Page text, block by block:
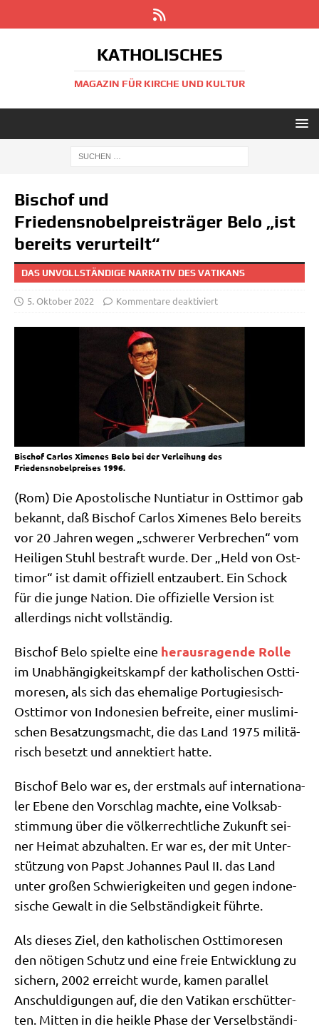
KATHOLISCHES
MAGAZIN FÜR KIRCHE UND KULTUR
Bischof und
Friedensnobelpreisträger Belo „ist
bereits verurteilt“
DAS UNVOLLSTÄNDIGE NARRATIV DES VATIKANS
5. Oktober 2022 Kommentare deaktiviert
Bischof Carlos Ximenes Belo bei der Verleihung des
Friedensnobelpreises 1996.
(Rom) Die Apo­sto­li­sche Nun­tia­tur in Ost­ti­mor gab
bekannt, daß Bischof Car­los Xime­nes Belo bereits
vor 20 Jah­ren wegen „schwe­rer Ver­bre­chen“ vom
Hei­li­gen Stuhl bestraft wur­de. Der „Held von Ost­
ti­mor“ ist damit offi­zi­ell ent­zau­bert. Ein Schock
für die jun­ge Nati­on. Die offi­zi­el­le Ver­si­on ist
aller­dings nicht vollständig.
Bischof Belo spiel­te eine her­aus­ra­gen­de Rol­le
im Unab­hän­gig­keits­kampf der katho­li­schen Ost­ti­
mo­re­sen, als sich das ehe­ma­li­ge Por­tu­gie­sisch-
Ost­ti­mor von Indo­ne­si­en befrei­te, einer mus­li­mi­
schen Besat­zungs­macht, die das Land 1975 mili­tä­
risch besetzt und annek­tiert hatte.
Bischof Belo war es, der erst­mals auf inter­na­tio­na­
ler Ebe­ne den Vor­schlag mach­te, eine Volks­ab­
stim­mung über die völ­ker­recht­li­che Zukunft sei­
ner Hei­mat abzu­hal­ten. Er war es, der mit Unter­
stüt­zung von Papst Johan­nes Paul II. das Land
unter gro­ßen Schwie­rig­kei­ten und gegen indo­ne­
si­sche Gewalt in die Selb­stän­dig­keit führte.
Als die­ses Ziel, den katho­li­schen Ost­ti­mo­re­sen
den nöti­gen Schutz und eine freie Ent­wick­lung zu
sichern, 2002 erreicht wur­de, kamen par­al­lel
Anschul­di­gun­gen auf, die den Vati­kan erschüt­ter­
ten. Mit­ten in die heik­le Pha­se der Ver­selb­stän­di­